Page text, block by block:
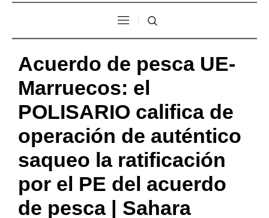
Acuerdo de pesca UE-
Marruecos: el
POLISARIO califica de
operación de auténtico
saqueo la ratificación
por el PE del acuerdo
de pesca | Sahara